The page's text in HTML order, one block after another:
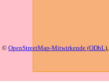
© OpenStreetMap-Mitwirkende (ODbL),